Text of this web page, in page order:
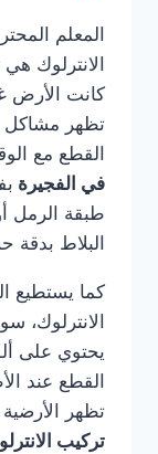
المعلم
الانترلوك
كانت الأرض
تظهر مشاكل
القطع مع
في الفجيرة
طبقة الرمل
البلاط
كما يستطيع
الانترلوك،
يحتوي على
القطع عند
تظهر
تركيب